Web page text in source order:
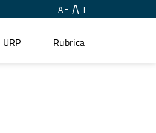
A A
URP Rubrica